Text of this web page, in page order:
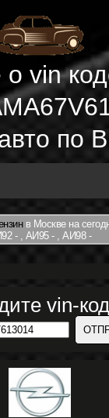
о vin
по
в Москве на
- , АИ95 - , АИ98 -
vin-